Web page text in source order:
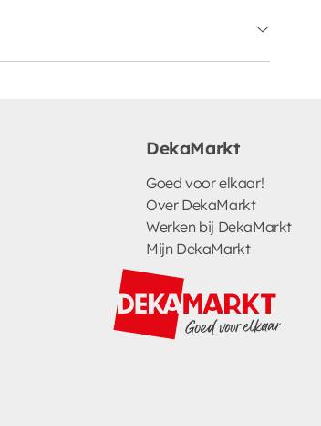
DekaMarkt
Goed voor elkaar!
Over DekaMarkt
Werken bij DekaMarkt
Mijn DekaMarkt